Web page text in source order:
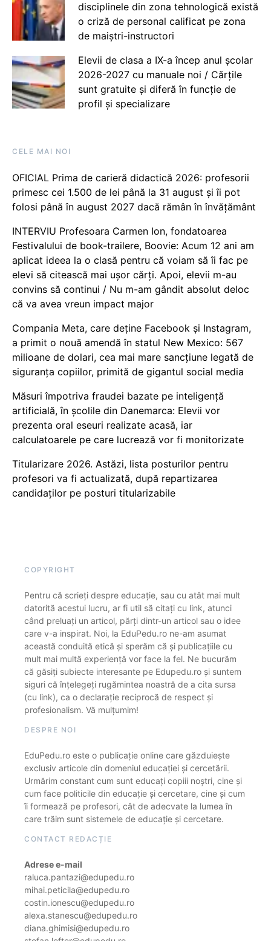
disciplinele din zona tehnologică există
o criză de personal calificat pe zona
de maiștri-instructori
Elevii de clasa a IX-a încep anul școlar
2026-2027 cu manuale noi / Cărțile
sunt gratuite și diferă în funcție de
profil și specializare
CELE MAI NOI
OFICIAL Prima de carieră didactică 2026: profesorii
primesc cei 1.500 de lei până la 31 august și îi pot
folosi până în august 2027 dacă rămân în învățământ
INTERVIU Profesoara Carmen Ion, fondatoarea
Festivalului de book-trailere, Boovie: Acum 12 ani am
aplicat ideea la o clasă pentru că voiam să îi fac pe
elevi să citească mai ușor cărți. Apoi, elevii m-au
convins să continui / Nu m-am gândit absolut deloc
că va avea vreun impact major
Compania Meta, care deține Facebook și Instagram,
a primit o nouă amendă în statul New Mexico: 567
milioane de dolari, cea mai mare sancțiune legată de
siguranța copiilor, primită de gigantul social media
Măsuri împotriva fraudei bazate pe inteligență
artificială, în școlile din Danemarca: Elevii vor
prezenta oral eseuri realizate acasă, iar
calculatoarele pe care lucrează vor fi monitorizate
Titularizare 2026. Astăzi, lista posturilor pentru
profesori va fi actualizată, după repartizarea
candidaților pe posturi titularizabile
COPYRIGHT
Pentru că scrieți despre educație, sau cu atât mai mult
datorită acestui lucru, ar fi util să citați cu link, atunci
când preluați un articol, părți dintr-un articol sau o idee
care v-a inspirat. Noi, la EduPedu.ro ne-am asumat
această conduită etică și sperăm că și publicațiile cu
mult mai multă experiență vor face la fel. Ne bucurăm
că găsiți subiecte interesante pe Edupedu.ro și suntem
siguri că înțelegeți rugămintea noastră de a cita sursa
(cu link), ca o declarație reciprocă de respect și
profesionalism. Vă mulțumim!
DESPRE NOI
EduPedu.ro este o publicație online care găzduiește
exclusiv articole din domeniul educației și cercetării.
Urmărim constant cum sunt educați copiii noștri, cine și
cum face politicile din educație și cercetare, cine și cum
îi formează pe profesori, cât de adecvate la lumea în
care trăim sunt sistemele de educație și cercetare.
CONTACT REDACȚIE
Adrese e-mail
raluca.pantazi@edupedu.ro
mihai.peticila@edupedu.ro
costin.ionescu@edupedu.ro
alexa.stanescu@edupedu.ro
diana.ghimisi@edupedu.ro